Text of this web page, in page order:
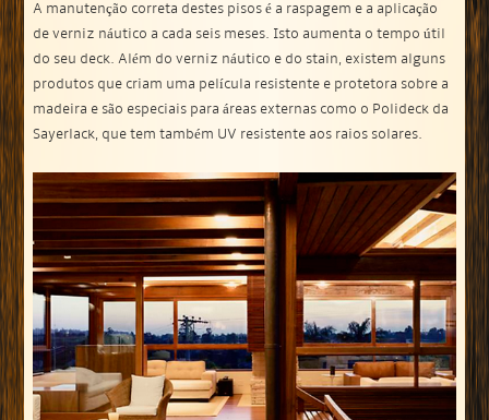
A manutenção correta destes pisos é a raspagem e a aplicação
de verniz náutico a cada seis meses. Isto aumenta o tempo útil
do seu deck. Além do verniz náutico e do stain, existem alguns
produtos que criam uma película resistente e protetora sobre a
madeira e são especiais para áreas externas como o Polideck da
Sayerlack, que tem também UV resistente aos raios solares.